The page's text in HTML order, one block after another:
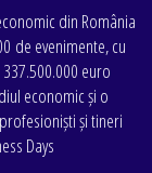
din România
de evenimente, cu
337.500.000 euro
economic și o
și tineri
Days